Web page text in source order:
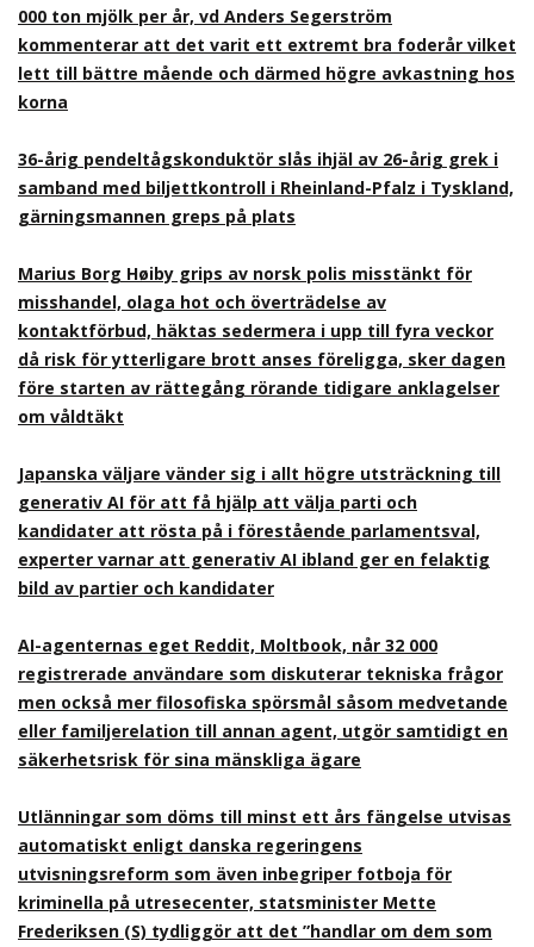
000 ton mjölk per år, vd Anders Segerström
kommenterar att det varit ett extremt bra foderår vilket
lett till bättre mående och därmed högre avkastning hos
korna
36-årig pendeltågskonduktör slås ihjäl av 26-årig grek i
samband med biljettkontroll i Rheinland-Pfalz i Tyskland,
gärningsmannen greps på plats
Marius Borg Høiby grips av norsk polis misstänkt för
misshandel, olaga hot och överträdelse av
kontaktförbud, häktas sedermera i upp till fyra veckor
då risk för ytterligare brott anses föreligga, sker dagen
före starten av rättegång rörande tidigare anklagelser
om våldtäkt
Japanska väljare vänder sig i allt högre utsträckning till
generativ AI för att få hjälp att välja parti och
kandidater att rösta på i förestående parlamentsval,
experter varnar att generativ AI ibland ger en felaktig
bild av partier och kandidater
AI-agenternas eget Reddit, Moltbook, når 32 000
registrerade användare som diskuterar tekniska frågor
men också mer filosofiska spörsmål såsom medvetande
eller familjerelation till annan agent, utgör samtidigt en
säkerhetsrisk för sina mänskliga ägare
Utlänningar som döms till minst ett års fängelse utvisas
automatiskt enligt danska regeringens
utvisningsreform som även inbegriper fotboja för
kriminella på utresecenter, statsminister Mette
Frederiksen (S) tydliggör att det ”handlar om dem som